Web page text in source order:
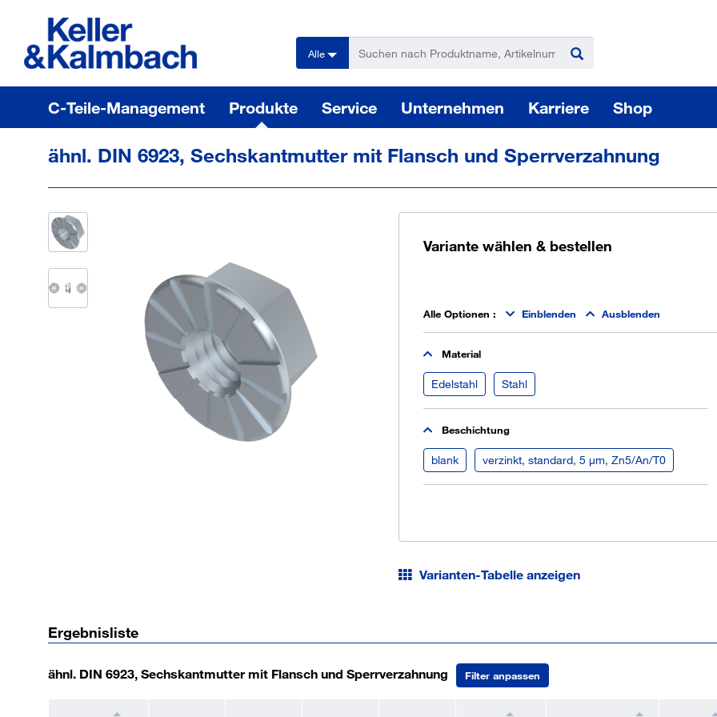
Alle
C-Teile-Management Produkte Service Unternehmen Karriere Shop
ähnl. DIN 6923, Sechskantmutter mit Flansch und Sperrverzahnung
Variante wählen & bestellen
Alle Optionen : Einblenden Ausblenden
Material
Edelstahl Stahl
Beschichtung
blank verzinkt, standard, 5 µm, Zn5/An/T0
Varianten-Tabelle anzeigen
Ergebnisliste
ähnl. DIN 6923, Sechskantmutter mit Flansch und Sperrverzahnung Filter anpassen